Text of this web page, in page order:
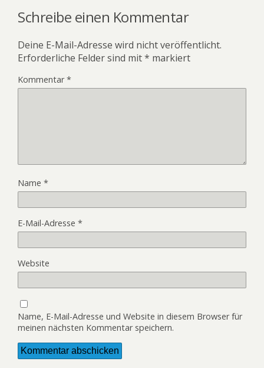
Schreibe einen Kommentar
Deine E-Mail-Adresse wird nicht veröffentlicht.
Erforderliche Felder sind mit* markiert
Kommentar*
Name *
E-Mail-Adresse *
Website
Name, E-Mail-Adresse und Website in diesem Browser für
meinen nächsten Kommentar speichern.